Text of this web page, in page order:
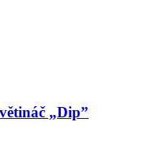
„Dip”